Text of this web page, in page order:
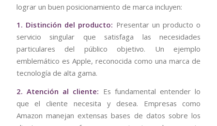
lograr un buen posicionamiento de marca incluyen:
1. Distinción del producto: Presentar un producto o
servicio singular que satisfaga las necesidades
particulares del público objetivo. Un ejemplo
emblemático es Apple, reconocida como una marca de
tecnología de alta gama.
2. Atención al cliente: Es fundamental entender lo
que el cliente necesita y desea. Empresas como
Amazon manejan extensas bases de datos sobre los